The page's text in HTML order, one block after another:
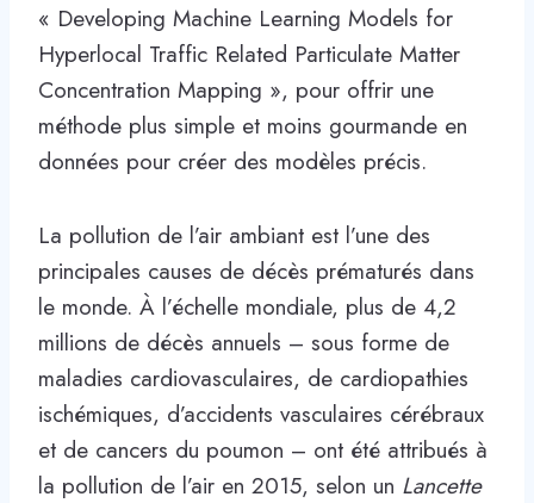
« Developing Machine Learning Models for
Hyperlocal Traffic Related Particulate Matter
Concentration Mapping », pour offrir une
méthode plus simple et moins gourmande en
données pour créer des modèles précis.
La pollution de l’air ambiant est l’une des
principales causes de décès prématurés dans
le monde. À l’échelle mondiale, plus de 4,2
millions de décès annuels – sous forme de
maladies cardiovasculaires, de cardiopathies
ischémiques, d’accidents vasculaires cérébraux
et de cancers du poumon – ont été attribués à
la pollution de l’air en 2015, selon un Lancette